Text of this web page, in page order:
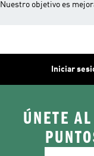
Nuestro objetivo es
Iniciar
ÚNETE